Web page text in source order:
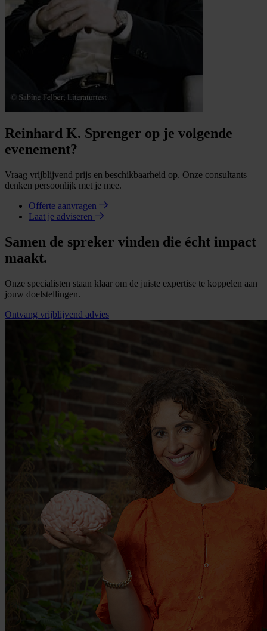
Reinhard K. Sprenger op je volgende
evenement?
Vraag vrijblijvend prijs en beschikbaarheid op. Onze consultants
denken persoonlijk met je mee.
Offerte aanvragen
Laat je adviseren
Samen de spreker vinden die écht impact
maakt.
Onze specialisten staan klaar om de juiste expertise te koppelen aan
jouw doelstellingen.
Ontvang vrijblijvend advies